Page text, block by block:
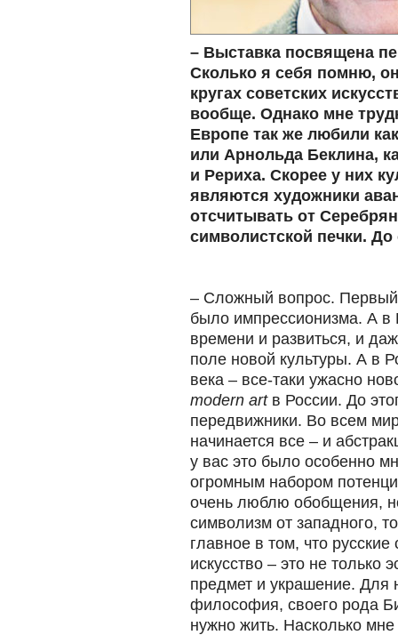
– Выставка посвящена
Сколько я себя помню,
кругах советских
вообще. Однако мне
Европе так же любили
или Арнольда Беклина,
и Рериха. Скорее у них
являются художники
отсчитывать от
символистской печки.
– Сложный вопрос. Первый
было импрессионизма. А в
времени и развиться, и
поле новой культуры. А в
века – все-таки ужасно
modern artв России. До
передвижники. Во всем
начинается все – и
у вас это было особенно
огромным набором
очень люблю обобщения,
символизм от западного,
главное в том, что
искусство – это не только
предмет и украшение. Для
философия, своего рода
нужно жить. Насколько мне